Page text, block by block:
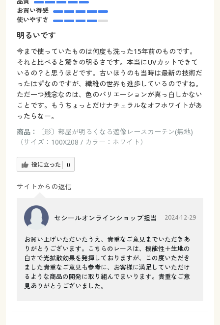
お買い得感
使いやすさ
明るいです
今まで使っていたものは何度も洗った15年前のものです。
それと比べると驚きの明るさです。本当にUVカットできて
いるの？と思うほどです。古いほうのも当時は最新の技術だ
ったはずなのですが、繊維の世界も進歩しているのですね。
ただ一つ残念なのは、色のバリエーションが真っ白しかない
ことです。もうちょっとだけナチュラルなオフホワイトがあ
ったらなー。
商品：
〔形〕部屋が明るくなる遮像レースカーテン(無地)
（サイズ：100X208 / カラー：ホワイト）
役に立った 0
サイトからの返信
セシールオンラインショップ担当 2024-12-29
お買い上げいただいたうえ、貴重なご意見までいただきあ
りがとうございます。こちらのレースは、機能性＋生地の
白さで光拡散効果を発揮しておりますが、この度いただき
ました貴重なご意見も参考に、お客様に満足していただけ
るような商品の開発に取り組んでまいります。貴重なご意
見ありがとうございました。